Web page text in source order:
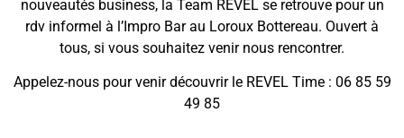
nouveautés business, la Team REVEL se retrouve pour un
rdv informel à l’Impro Bar au Loroux Bottereau. Ouvert à
tous, si vous souhaitez venir nous rencontrer.
Appelez-nous pour venir découvrir le REVEL Time : 06 85 59
49 85